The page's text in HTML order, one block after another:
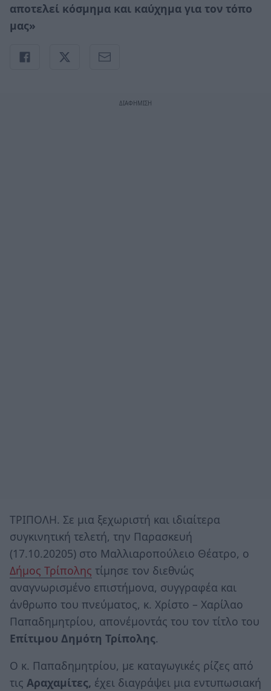
αποτελεί κόσμημα και καύχημα για τον τόπο
μας»
ΤΡΙΠΟΛΗ. Σε μια ξεχωριστή και ιδιαίτερα
συγκινητική τελετή, την Παρασκευή
(17.10.20205) στο Μαλλιαροπούλειο Θέατρο, ο
Δήμος Τρίπολης τίμησε τον διεθνώς
αναγνωρισμένο επιστήμονα, συγγραφέα και
άνθρωπο του πνεύματος, κ. Χρίστο – Χαρίλαο
Παπαδημητρίου, απονέμοντάς του τον τίτλο του
Επίτιμου Δημότη Τρίπολης.
Ο κ. Παπαδημητρίου, με καταγωγικές ρίζες από
τις Αραχαμίτες, έχει διαγράψει μια εντυπωσιακή